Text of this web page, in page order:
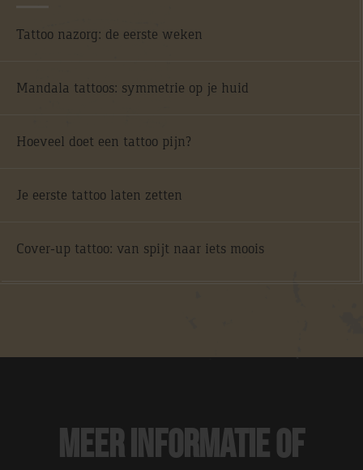
Tattoo nazorg: de eerste weken
Mandala tattoos: symmetrie op je huid
Hoeveel doet een tattoo pijn?
Je eerste tattoo laten zetten
Cover-up tattoo: van spijt naar iets moois
Meer informatie of